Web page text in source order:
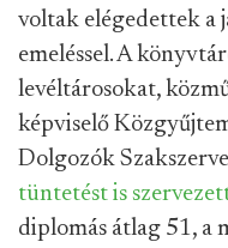
voltak elégedettek a
emeléssel. A
levéltárosokat,
képviselő
Dolgozók
tüntetést is
diplomás átlag 51, a